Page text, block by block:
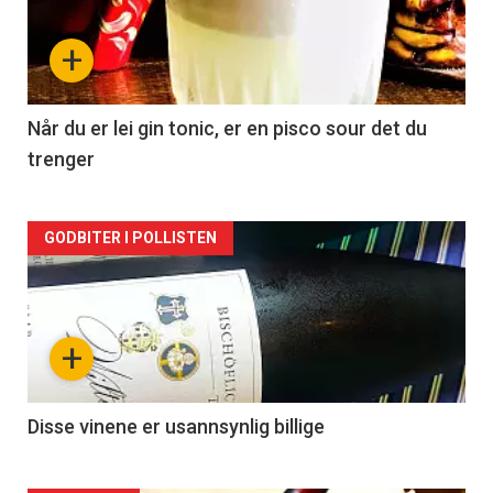
nå
-
2
+
Når du er lei gin tonic, er en pisco sour det du
trenger
Forsiden
akkurat
nå
3
+
GODBITER I POLLISTEN
Disse vinene er usannsynlig billige